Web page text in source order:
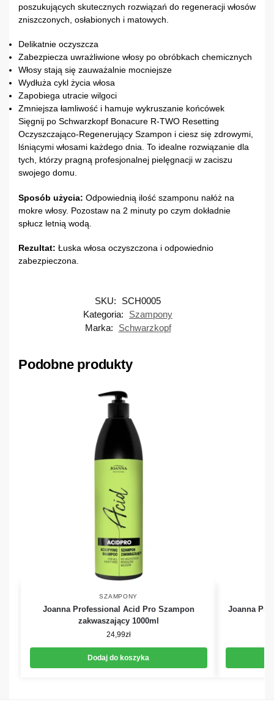
poszukujących skutecznych rozwiązań do regeneracji włosów
zniszczonych, osłabionych i matowych.
Delikatnie oczyszcza
Zabezpiecza uwrażliwione włosy po obróbkach chemicznych
Włosy stają się zauważalnie mocniejsze
Wydłuża cykl życia włosa
Zapobiega utracie wilgoci
Zmniejsza łamliwość i hamuje wykruszanie końcówek
Sięgnij po Schwarzkopf Bonacure R-TWO Resetting
Oczyszczająco-Regenerujący Szampon i ciesz się zdrowymi,
lśniącymi włosami każdego dnia. To idealne rozwiązanie dla
tych, którzy pragną profesjonalnej pielęgnacji w zaciszu
swojego domu.
Sposób użycia: Odpowiednią ilość szamponu nałóż na
mokre włosy. Pozostaw na 2 minuty po czym dokładnie
spłucz letnią wodą.
Rezultat: Łuska włosa oczyszczona i odpowiednio
zabezpieczona.
SKU:
SCH0005
Kategoria:
Szampony
Marka:
Schwarzkopf
Podobne produkty
SZAMPONY
Joanna Professional Acid Pro Szampon
zakwaszający 1000ml
24,99zł
Dodaj do koszyka
Joanna